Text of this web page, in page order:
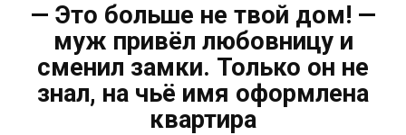
— Это больше не твой дом! —
муж привёл любовницу и
сменил замки. Только он не
знал, на чьё имя оформлена
квартира